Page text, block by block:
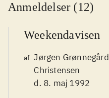
Anmeldelser (12)
Weekendavisen
af Jørgen Grønnegård
Christensen
d. 8. maj 1992